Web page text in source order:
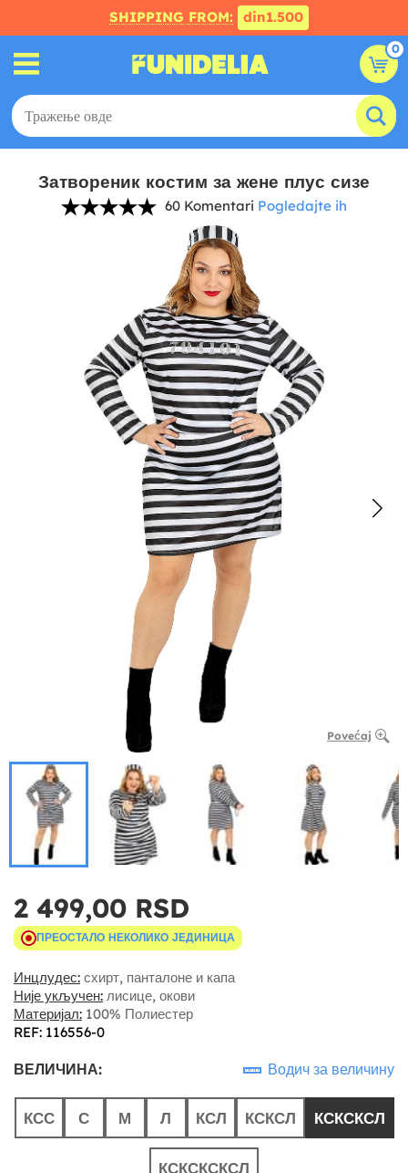
SHIPPING FROM: din1.500
0
Затвореник костим за жене плус сизе
60 Komentari Pogledajte ih
Povećaj
2 499,00 RSD
ПРЕОСТАЛО НЕКОЛИКО ЈЕДИНИЦА
Инцлудес: схирт, панталоне и капа
Није укључен: лисице, окови
Материјал: 100% Полиестер
REF: 116556-0
ВЕЛИЧИНА: Водич за величину
КСС С М Л КСЛ КСКСЛ КСКСКСЛ
КСКСКСКСЛ